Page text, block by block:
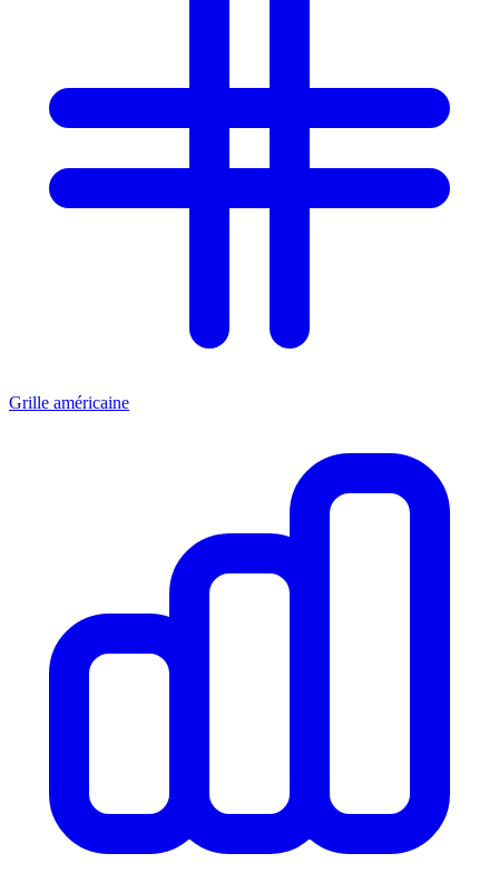
Grille américaine